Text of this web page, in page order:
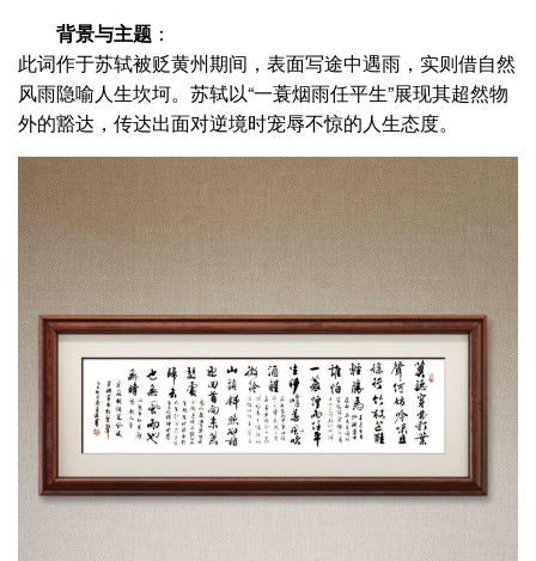
背景与主题 ‌：
此词作于苏轼被贬黄州期间，表面写途中遇雨，实则借自然
风雨隐喻人生坎坷。苏轼以“一蓑烟雨任平生”展现其超然物
外的豁达，传达出面对逆境时宠辱不惊的人生态度。